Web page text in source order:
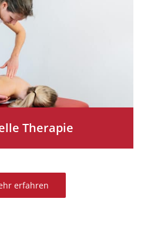
Therapie
erfahren